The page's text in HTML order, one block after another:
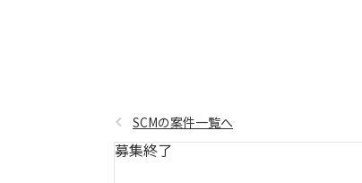
SCMの案件一覧へ
募集終了